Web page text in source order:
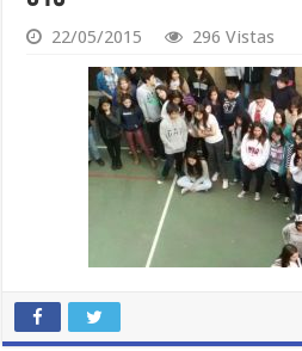
22/05/2015 296 Vistas